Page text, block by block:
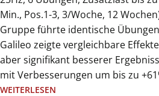
Min., Pos.1-3, 3/Woche, 12
Gruppe führte identische
Galileo zeigte vergleichbare
aber signifikant besserer
mit Verbesserungen um bis zu
WEITERLESEN